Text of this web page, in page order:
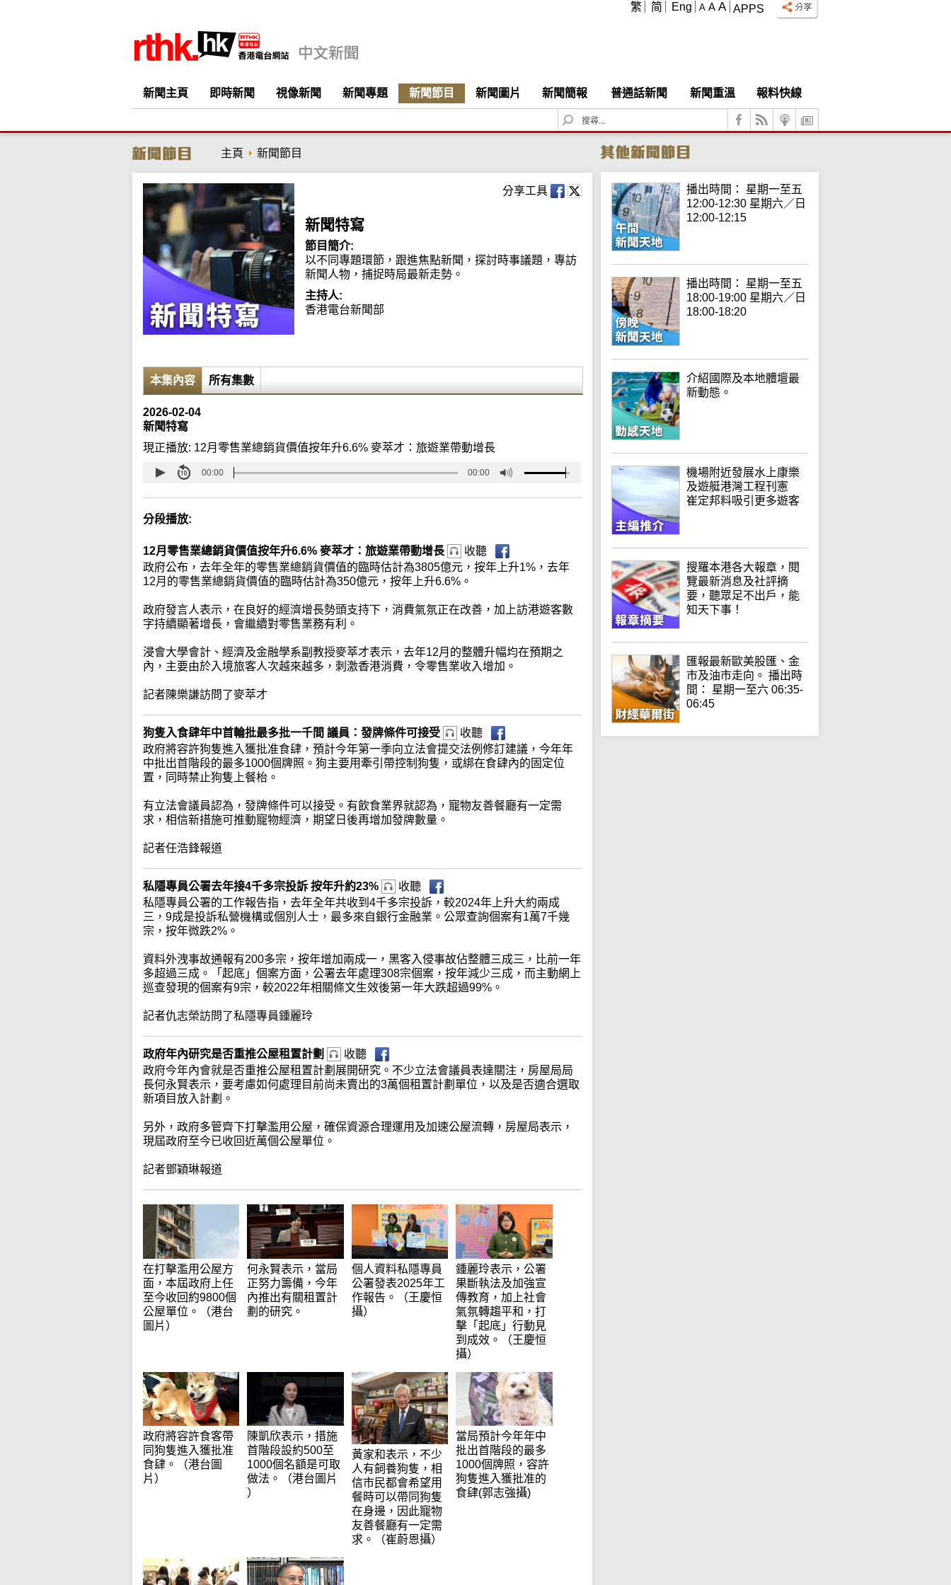
APPS
A A A
繁 简 Eng
新聞主頁 即時新聞 視像新聞 新聞專題 新聞節目 新聞圖片 新聞簡報 普通話新聞 新聞重溫
報料快線
S
e
c
h
主頁 新聞節目
分享工具
新聞特寫
節目簡介:
以不同專題環節，跟進焦點新聞，探討時事議題，專訪
新聞人物，捕捉時局最新走勢。
主持人:
香港電台新聞部
本集內容 所有集數
2026-02-04
新聞特寫
現正播放: 12月零售業總銷貨價值按年升6.6% 麥萃才：旅遊業帶動增長
00:00 00:00
分段播放:
12月零售業總銷貨價值按年升6.6% 麥萃才：旅遊業帶動增長
收聽
政府公布，去年全年的零售業總銷貨價值的臨時估計為3805億元，按年上升1%，去年
12月的零售業總銷貨價值的臨時估計為350億元，按年上升6.6%。
政府發言人表示，在良好的經濟增長勢頭支持下，消費氣氛正在改善，加上訪港遊客數
字持續顯著增長，會繼續對零售業務有利。
浸會大學會計、經濟及金融學系副教授麥萃才表示，去年12月的整體升幅均在預期之
內，主要由於入境旅客人次越來越多，刺激香港消費，令零售業收入增加。
記者陳樂謙訪問了麥萃才
狗隻入食肆年中首輪批最多批一千間 議員：發牌條件可接受
收聽
政府將容許狗隻進入獲批准食肆，預計今年第一季向立法會提交法例修訂建議，今年年
中批出首階段的最多1000個牌照。狗主要用牽引帶控制狗隻，或綁在食肆內的固定位
置，同時禁止狗隻上餐枱。
有立法會議員認為，發牌條件可以接受。有飲食業界就認為，寵物友善餐廳有一定需
求，相信新措施可推動寵物經濟，期望日後再增加發牌數量。
記者任浩鋒報道
私隱專員公署去年接4千多宗投訴 按年升約23%
收聽
私隱專員公署的工作報告指，去年全年共收到4千多宗投訴，較2024年上升大約兩成
三，9成是投訴私營機構或個別人士，最多來自銀行金融業。公眾查詢個案有1萬7千幾
宗，按年微跌2%。
資料外洩事故通報有200多宗，按年增加兩成一，黑客入侵事故佔整體三成三，比前一年
多超過三成。「起底」個案方面，公署去年處理308宗個案，按年減少三成，而主動網上
巡查發現的個案有9宗，較2022年相關條文生效後第一年大跌超過99%。
記者仇志榮訪問了私隱專員鍾麗玲
政府年內研究是否重推公屋租置計劃
收聽
政府今年內會就是否重推公屋租置計劃展開研究。不少立法會議員表達關注，房屋局局
長何永賢表示，要考慮如何處理目前尚未賣出的3萬個租置計劃單位，以及是否適合選取
新項目放入計劃。
另外，政府多管齊下打擊濫用公屋，確保資源合理運用及加速公屋流轉，房屋局表示，
現屆政府至今已收回近萬個公屋單位。
記者鄧穎琳報道
在打擊濫用公屋方
面，本屆政府上任
至今收回約9800個
公屋單位。（港台
圖片）
何永賢表示，當局
正努力籌備，今年
內推出有關租置計
劃的研究。
個人資料私隱專員
公署發表2025年工
作報告。（王慶恒
攝）
鍾麗玲表示，公署
果斷執法及加強宣
傳教育，加上社會
氣氛轉趨平和，打
擊「起底」行動見
到成效。（王慶恒
攝）
政府將容許食客帶
同狗隻進入獲批准
食肆。（港台圖
片）
陳凱欣表示，措施
首階段設約500至
1000個名額是可取
做法。（港台圖片
）
黃家和表示，不少
人有飼養狗隻，相
信市民都會希望用
餐時可以帶同狗隻
在身邊，因此寵物
友善餐廳有一定需
求。（崔蔚恩攝）
當局預計今年年中
批出首階段的最多
1000個牌照，容許
狗隻進入獲批准的
食肆(郭志強攝)
播出時間： 星期一至五
12:00-12:30 星期六／日
12:00-12:15
播出時間： 星期一至五
18:00-19:00 星期六／日
18:00-18:20
介紹國際及本地體壇最
新動態。
機場附近發展水上康樂
及遊艇港灣工程刊憲
崔定邦料吸引更多遊客
搜羅本港各大報章，閱
覽最新消息及社評摘
要，聽眾足不出戶，能
知天下事！
匯報最新歐美股匯、金
市及油市走向。 播出時
間： 星期一至六 06:35-
06:45